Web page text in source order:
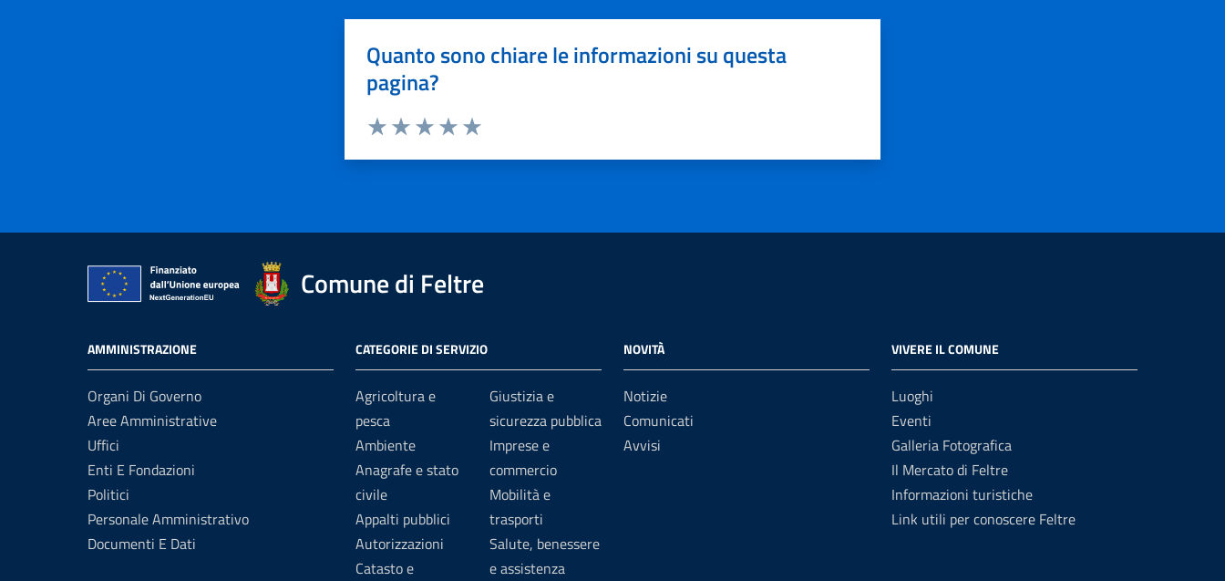
Quanto sono chiare le informazioni su questa
pagina?
Comune di Feltre
AMMINISTRAZIONE
Organi Di Governo
Aree Amministrative
Uffici
Enti E Fondazioni
Politici
Personale Amministrativo
Documenti E Dati
CATEGORIE DI SERVIZIO
Agricoltura e
pesca
Ambiente
Anagrafe e stato
civile
Appalti pubblici
Autorizzazioni
Catasto e
Giustizia e
sicurezza pubblica
Imprese e
commercio
Mobilità e
trasporti
Salute, benessere
e assistenza
NOVITÀ
Notizie
Comunicati
Avvisi
VIVERE IL COMUNE
Luoghi
Eventi
Galleria Fotografica
Il Mercato di Feltre
Informazioni turistiche
Link utili per conoscere Feltre